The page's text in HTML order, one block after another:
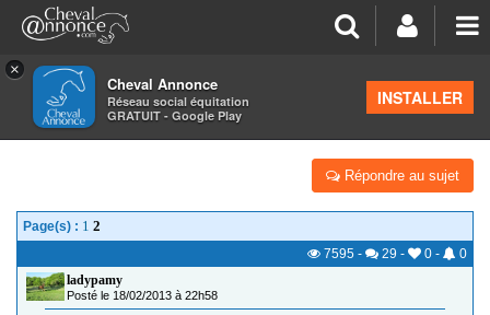
×
Cheval Annonce
Réseau social équitation
GRATUIT - Google Play
INSTALLER
>Équitation et cavaliers
CONCOURS DRESSAGE, CRAVACHE, QUEL TAILLE ?
Répondre au sujet
Page(s) : 1 2
7595 - 29 - 0 -
0
ladypamy
Posté le 18/02/2013 à 22h58